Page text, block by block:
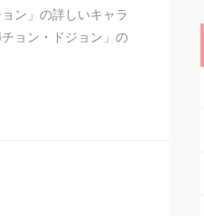
ン」の詳しいキャラ
ョン・ドジョン」の